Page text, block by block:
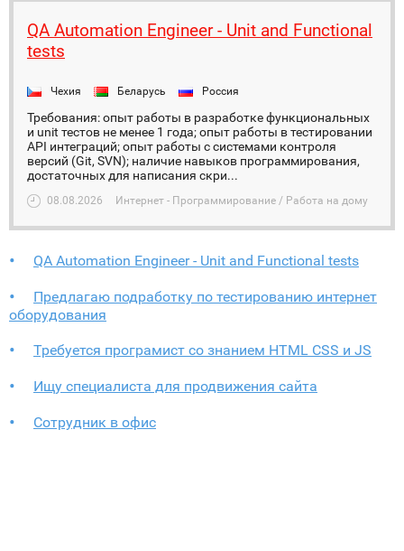
QA Automation Engineer - Unit and Functional
tests
Чехия Беларусь Россия
Требования: опыт работы в разработке функциональных
и unit тестов не менее 1 года; опыт работы в тестировании
API интеграций; опыт работы с системами контроля
версий (Git, SVN); наличие навыков программирования,
достаточных для написания скри...
08.08.2026 Интернет - Программирование / Работа на дому
QA Automation Engineer - Unit and Functional tests
Предлагаю подработку по тестированию интернет
оборудования
Требуется програмист со знанием HTML CSS и JS
Ищу специалиста для продвижения сайта
Сотрудник в офис